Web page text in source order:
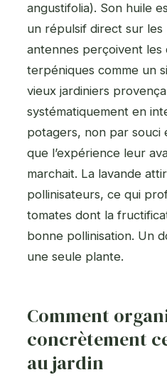
angustifolia). Son huile
un répulsif direct sur
antennes perçoivent les
terpéniques comme un
vieux jardiniers
systématiquement en
potagers, non par souci
que l’expérience leur
marchait. La lavande
pollinisateurs, ce qui
tomates dont la
bonne pollinisation. Un
une seule plante.
Comment
concrètement
au jardin